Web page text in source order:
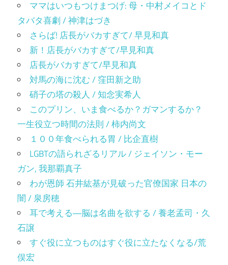
ママはいつもつけまつげ: 母・中村メイコとド
タバタ喜劇 / 神津はづき
さらば! 店長がバカすぎて/ 早見和真
新！店長がバカすぎて/早見和真
店長がバカすぎて/早見和真
対馬の海に沈む / 窪田新之助
硝子の塔の殺人 / 知念実希人
このプリン、いま食べるか？ガマンするか？
一生役立つ時間の法則 / 柿内尚文
１００年食べられる胃 / 比企直樹
LGBTの語られざるリアル / ジェイソン・モー
ガン, 我那覇真子
わが恩師 石井紘基が見破った官僚国家 日本の
闇 / 泉房穂
耳で考える―脳は名曲を欲する / 養老孟司・久
石譲
すぐ役に立つものはすぐ役に立たなくなる/荒
俣宏